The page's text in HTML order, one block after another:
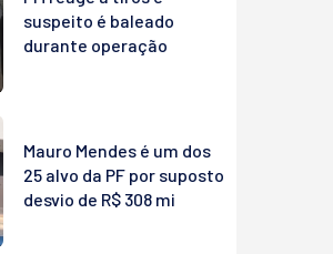
suspeito é baleado
durante operação
Mauro Mendes é um dos
25 alvo da PF por suposto
desvio de R$ 308 mi